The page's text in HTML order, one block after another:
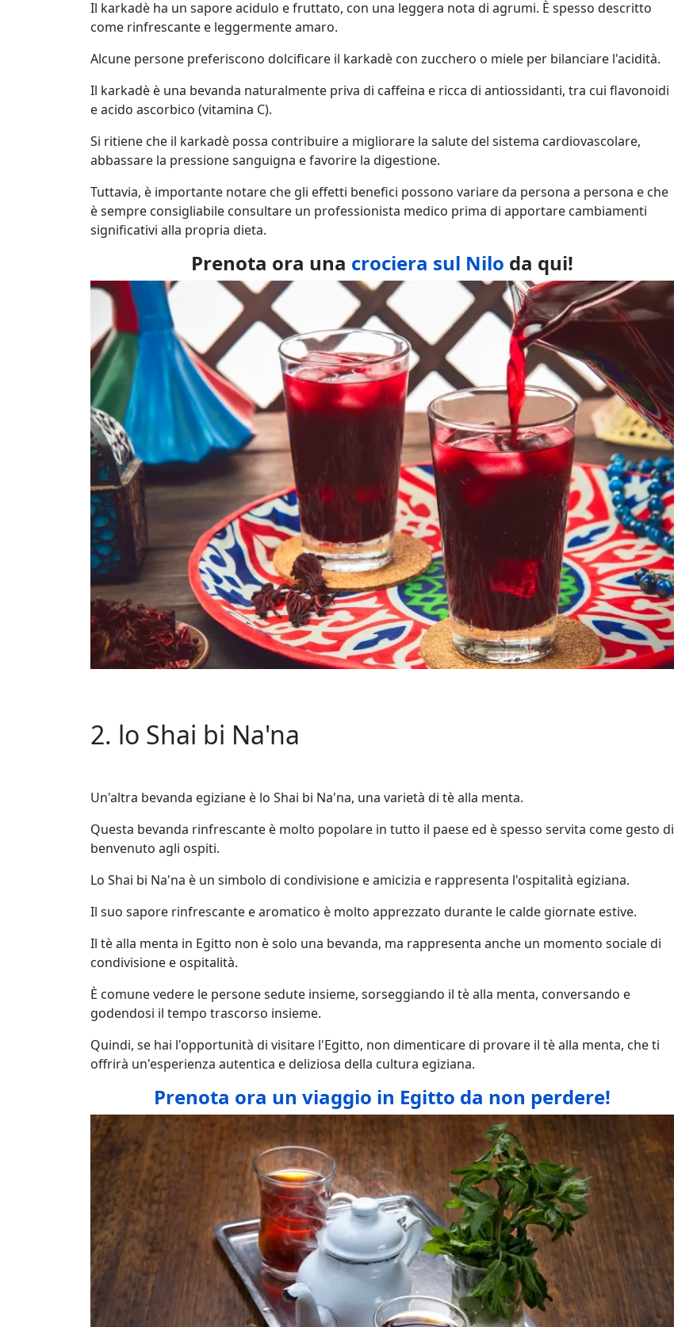
Il karkadè ha un sapore acidulo e fruttato, con una leggera nota di agrumi. È spesso descritto
come rinfrescante e leggermente amaro.
Alcune persone preferiscono dolcificare il karkadè con zucchero o miele per bilanciare l'acidità.
Il karkadè è una bevanda naturalmente priva di caffeina e ricca di antiossidanti, tra cui flavonoidi
e acido ascorbico (vitamina C).
Si ritiene che il karkadè possa contribuire a migliorare la salute del sistema cardiovascolare,
abbassare la pressione sanguigna e favorire la digestione.
Tuttavia, è importante notare che gli effetti benefici possono variare da persona a persona e che
è sempre consigliabile consultare un professionista medico prima di apportare cambiamenti
significativi alla propria dieta.
Prenota ora una crociera sul Nilo da qui!
2. lo Shai bi Na'na
Un'altra bevanda egiziane è lo Shai bi Na'na, una varietà di tè alla menta.
Questa bevanda rinfrescante è molto popolare in tutto il paese ed è spesso servita come gesto di
benvenuto agli ospiti.
Lo Shai bi Na'na è un simbolo di condivisione e amicizia e rappresenta l'ospitalità egiziana.
Il suo sapore rinfrescante e aromatico è molto apprezzato durante le calde giornate estive.
Il tè alla menta in Egitto non è solo una bevanda, ma rappresenta anche un momento sociale di
condivisione e ospitalità.
È comune vedere le persone sedute insieme, sorseggiando il tè alla menta, conversando e
godendosi il tempo trascorso insieme.
Quindi, se hai l'opportunità di visitare l'Egitto, non dimenticare di provare il tè alla menta, che ti
offrirà un'esperienza autentica e deliziosa della cultura egiziana.
Prenota ora un viaggio in Egitto da non perdere!